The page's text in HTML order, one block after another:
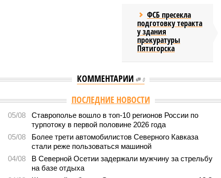
ФСБ пресекла
подготовку теракта
у здания
прокуратуры
Пятигорска
КОММЕНТАРИИ 0
Версия //Общество //
Кабардино-Балкария и Северная Осетия попали в
топ-5 антирейтинга по детской преступности
Кабардино-Балкария и Северная Осетия попали в топ-5
антирейтинга по детской преступности
Тревожная статистика